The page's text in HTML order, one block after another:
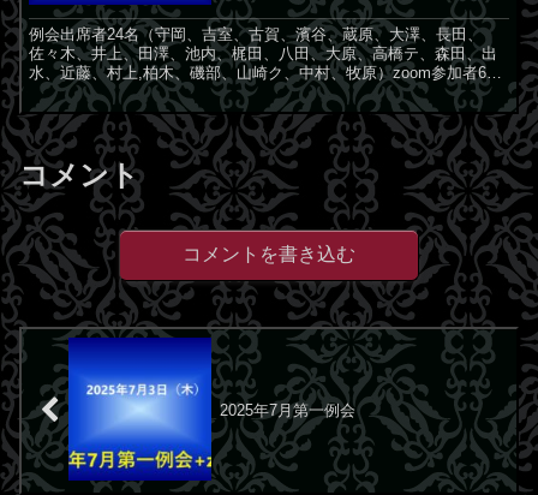
例会出席者24名（守岡、吉室、古賀、濱谷、蔵原、大澤、長田、
佐々木、井上、田澤、池内、梶田、八田、大原、高橋テ、森田、出
水、近藤、村上,柏木、磯部、山崎ク、中村、牧原）zoom参加者6名
（石崎、犬竹、佐治、高橋タ、土屋、児玉） 00:00...
コメント
コメントを書き込む
2025年7月第一例会